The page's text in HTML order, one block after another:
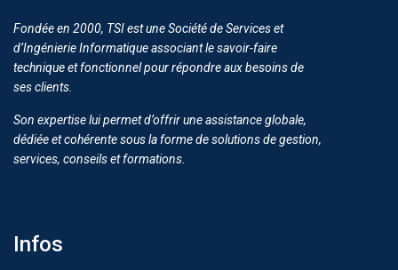
Fondée en 2000, TSI est une Société de Services et
d’Ingénierie Informatique associant le savoir-faire
technique et fonctionnel pour répondre aux besoins de
ses clients.
Son expertise lui permet d’offrir une assistance globale,
dédiée et cohérente sous la forme de solutions de gestion,
services, conseils et formations.
Infos